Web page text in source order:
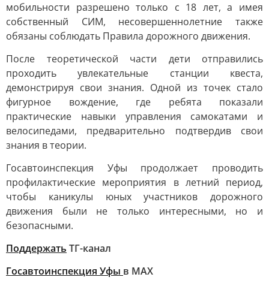
мобильности разрешено только с 18 лет, а имея
собственный СИМ, несовершеннолетние также
обязаны соблюдать Правила дорожного движения.
После теоретической части дети отправились
проходить увлекательные станции квеста,
демонстрируя свои знания. Одной из точек стало
фигурное вождение, где ребята показали
практические навыки управления самокатами и
велосипедами, предварительно подтвердив свои
знания в теории.
Госавтоинспекция Уфы продолжает проводить
профилактические мероприятия в летний период,
чтобы каникулы юных участников дорожного
движения были не только интересными, но и
безопасными.
Поддержать ТГ-канал
Госавтоинспекция Уфы в MAX